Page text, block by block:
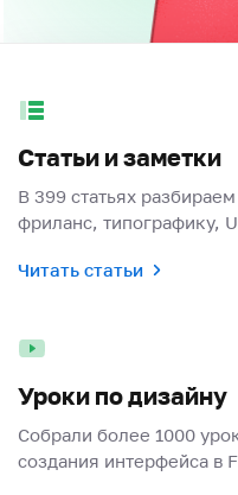
Статьи и заметки
В 399 статьях
фриланс, типографику,
Читать статьи
Уроки по дизайну
Собрали более 1000
создания интерфейса в